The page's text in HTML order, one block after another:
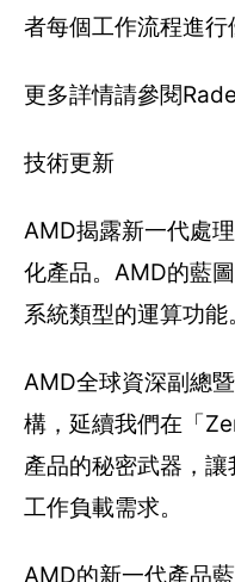
者每個工作流程進行
更多詳情請參閱
技術更新
AMD揭露新一代處
化產品。AMD的藍
系統類型的運算功能
AMD全球資深副總
構，延續我們在「
產品的秘密武器，
工作負載需求。
AMD的新一代產品藍